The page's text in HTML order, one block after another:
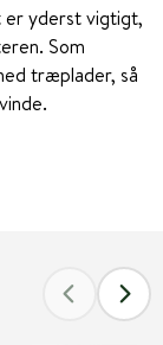
er yderst vigtigt,
Som
træplader, så